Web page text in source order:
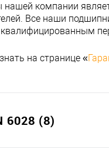
компании
Все наши
на странице «
(8)